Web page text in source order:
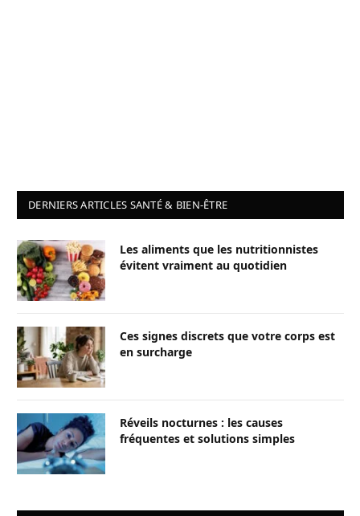
DERNIERS ARTICLES SANTÉ & BIEN-ÊTRE
Les aliments que les nutritionnistes
évitent vraiment au quotidien
Ces signes discrets que votre corps est
en surcharge
Réveils nocturnes : les causes
fréquentes et solutions simples